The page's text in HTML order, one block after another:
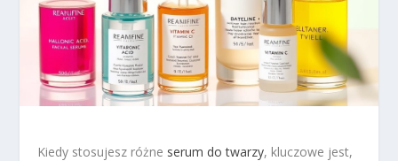
Kiedy stosujesz różne serum do twarzy, kluczowe jest,